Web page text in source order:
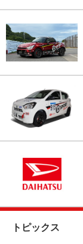
トピックス